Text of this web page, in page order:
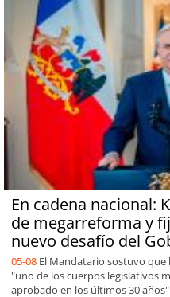
En cadena nacional:
de megarreforma y
nuevo desafío del
05-08 El Mandatario sostuvo que
"uno de los cuerpos legislativos
aprobado en los últimos 30